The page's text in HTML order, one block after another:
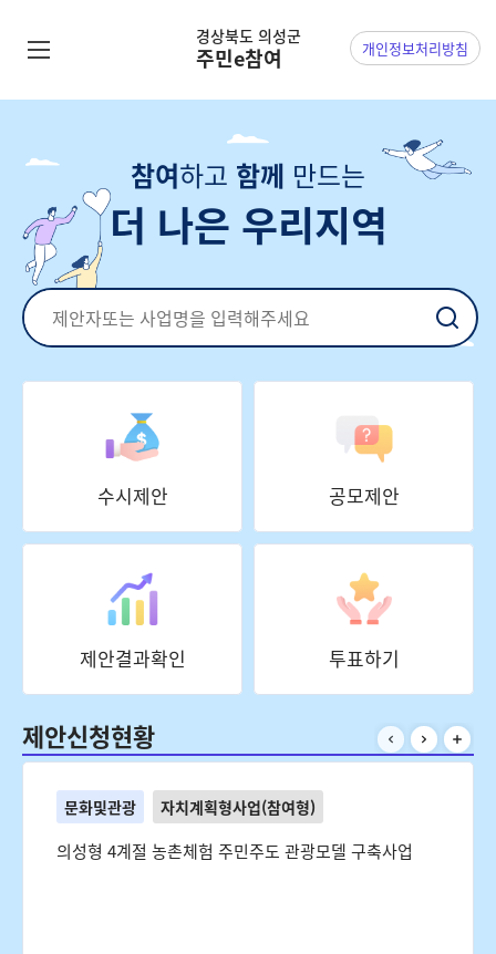
경상북도 의성군
주민e참여 개인정보처리방침
참여하고 함께 만드는
더 나은 우리지역
수시제안 공모제안
제안결과확인 투표하기
제안신청현황
문화및관광 자치계획형사업(참여형)
의성형 4계절 농촌체험 주민주도 관광모델 구축사업